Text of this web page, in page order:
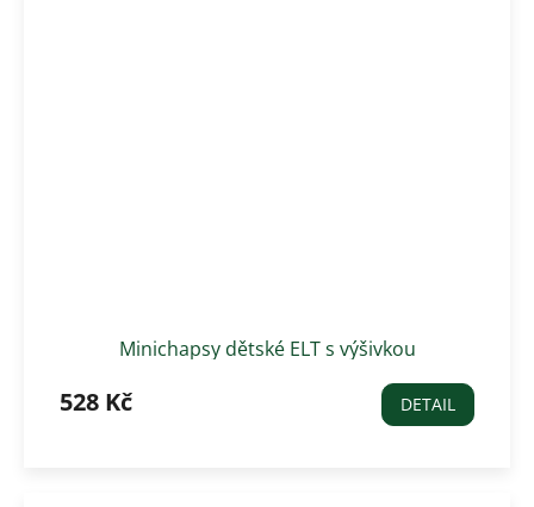
Minichapsy dětské ELT s výšivkou
528 Kč DETAIL